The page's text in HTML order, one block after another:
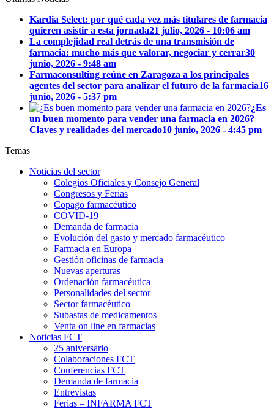
Kardia Select: por qué cada vez más titulares de farmacia
quieren asistir a esta jornada21 julio, 2026 - 10:06 am
La complejidad real detrás de una transmisión de
farmacia: mucho más que valorar, negociar y cerrar30
junio, 2026 - 9:48 am
Farmaconsulting reúne en Zaragoza a los principales
agentes del sector para analizar el futuro de la farmacia16
junio, 2026 - 5:37 pm
¿Es
un buen momento para vender una farmacia en 2026?
Claves y realidades del mercado10 junio, 2026 - 4:45 pm
Temas
Noticias del sector
Colegios Oficiales y Consejo General
Congresos y Ferias
Copago farmacéutico
COVID-19
Demanda de farmacia
Evolución del gasto y mercado farmacéutico
Farmacia en Europa
Gestión oficinas de farmacia
Nuevas aperturas
Ordenación farmacéutica
Personalidades del sector
Sector farmacéutico
Subastas de medicamentos
Venta on line en farmacias
Noticias FCT
25 aniversario
Colaboraciones FCT
Conferencias FCT
Demanda de farmacia
Entrevistas
Ferias – INFARMA FCT